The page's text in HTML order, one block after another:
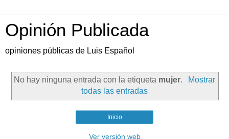
Opinión Publicada
opiniones públicas de Luis Español
No hay ninguna entrada con la etiqueta mujer.
Mostrar
todas las entradas
Inicio
Ver versión web